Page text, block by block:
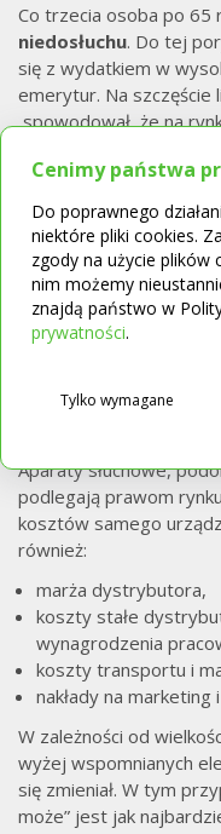
Co trzecia osoba po 65
niedosłuchu. Do tej
się z wydatkiem w
emerytur. Na
spowodował, że na
Aparat
Wszystkie cyfrowe
zasadzie – za pomocą
z otoczenia, które
do słuchawki
od zastosowanych w
i ich zaawansowania
materiałów użytych
Aparaty słuchowe,
podlegają prawom
kosztów samego
również:
marża dystrybutora,
koszty stałe
wynagrodzenia
koszty transportu i
nakłady na marketing
W zależności od
wyżej wspomnianych
się zmieniał. W tym
może” jest jak
Cenimy państwa
Do poprawnego
niektóre pliki cookies.
zgody na użycie plików
nim możemy
znajdą państwo w
prywatności.
Tylko wymagane